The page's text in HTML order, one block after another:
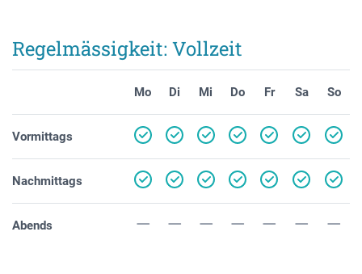
Regelmässigkeit: Vollzeit
Mo Di Mi Do Fr Sa So
Vormittags
Nachmittags
Abends